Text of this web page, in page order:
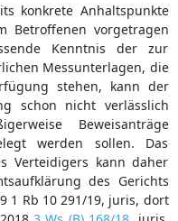
konkrete Anhaltspunkte
Betroffenen vorgetragen
Kenntnis der zur
Messunterlagen, die
stehen, kann der
schon nicht verlässlich
Beweisanträge
werden sollen. Das
Verteidigers kann daher
des Gerichts
1 Rb 10 291/19, juris, dort